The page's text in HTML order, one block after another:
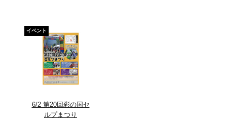
イベント
6/2 第20回彩の国セ
ルプまつり